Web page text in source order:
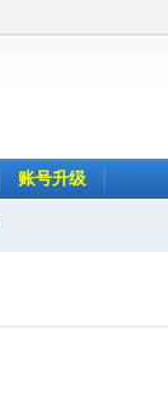
账号升级